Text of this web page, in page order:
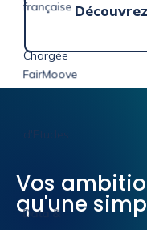
Vos
qu'une